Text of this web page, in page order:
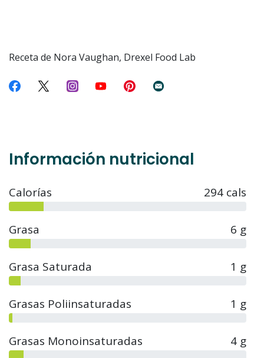
Información nutricional
Calorías 294 cals
Grasa 6 g
Grasa Saturada 1 g
Grasas Poliinsaturadas 1 g
Grasas Monoinsaturadas 4 g
Receta de Nora Vaughan, Drexel Food Lab